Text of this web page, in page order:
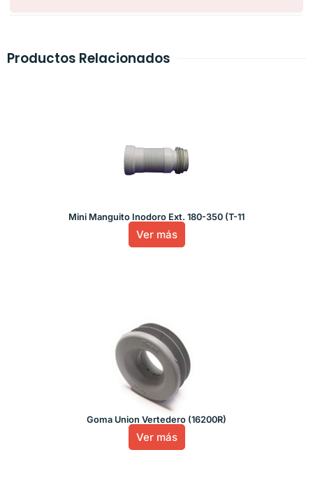
Productos Relacionados
Mini Manguito Inodoro Ext. 180-350 (T-11
Ver más
Goma Union Vertedero (16200R)
Ver más